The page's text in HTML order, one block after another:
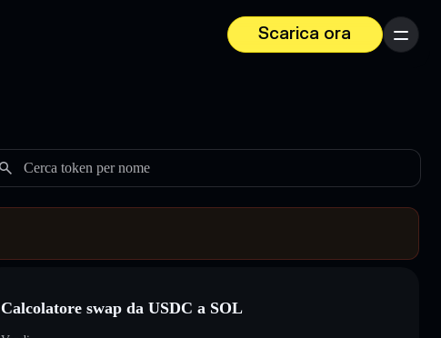
Scarica ora
Menu
Cerca token per nome
Calcolatore swap da USDC a SOL